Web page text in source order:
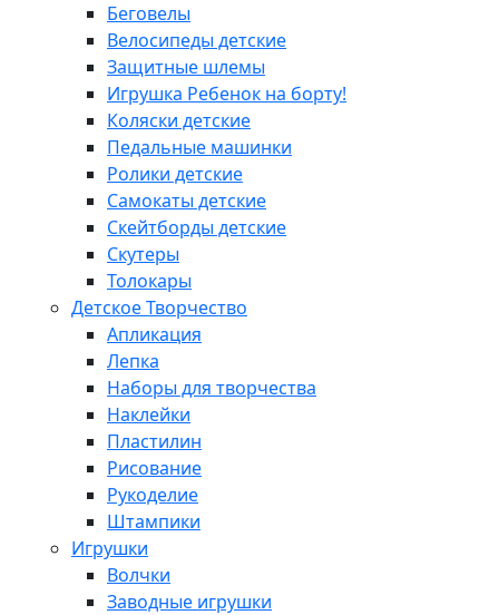
Беговелы
Велосипеды детские
Защитные шлемы
Игрушка Ребенок на борту!
Коляски детские
Педальные машинки
Ролики детские
Самокаты детские
Скейтборды детские
Скутеры
Толокары
Детское Творчество
Апликация
Лепка
Наборы для творчества
Наклейки
Пластилин
Рисование
Рукоделие
Штампики
Игрушки
Волчки
Заводные игрушки